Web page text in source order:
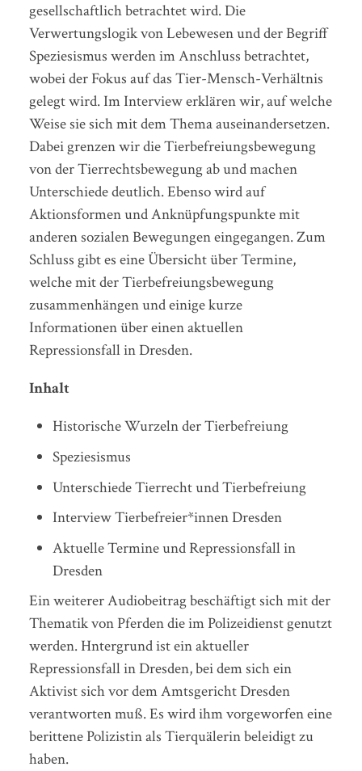
gesellschaftlich betrachtet wird. Die
Verwertungslogik von Lebewesen und der Begriff
Speziesismus werden im Anschluss betrachtet,
wobei der Fokus auf das Tier-Mensch-Verhältnis
gelegt wird. Im Interview erklären wir, auf welche
Weise sie sich mit dem Thema auseinandersetzen.
Dabei grenzen wir die Tierbefreiungsbewegung
von der Tierrechtsbewegung ab und machen
Unterschiede deutlich. Ebenso wird auf
Aktionsformen und Anknüpfungspunkte mit
anderen sozialen Bewegungen eingegangen. Zum
Schluss gibt es eine Übersicht über Termine,
welche mit der Tierbefreiungsbewegung
zusammenhängen und einige kurze
Informationen über einen aktuellen
Repressionsfall in Dresden.
Inhalt
Historische Wurzeln der Tierbefreiung
Speziesismus
Unterschiede Tierrecht und Tierbefreiung
Interview Tierbefreier*innen Dresden
Aktuelle Termine und Repressionsfall in
Dresden
Ein weiterer Audiobeitrag beschäftigt sich mit der
Thematik von Pferden die im Polizeidienst genutzt
werden. Hntergrund ist ein aktueller
Repressionsfall in Dresden, bei dem sich ein
Aktivist sich vor dem Amtsgericht Dresden
verantworten muß. Es wird ihm vorgeworfen eine
berittene Polizistin als Tierquälerin beleidigt zu
haben.